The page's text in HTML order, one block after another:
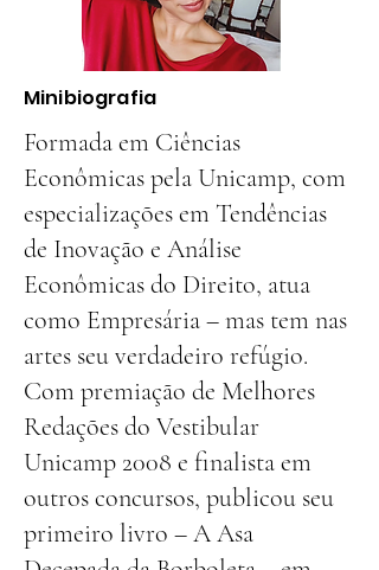
Minibiografia
Formada em Ciências
Econômicas pela Unicamp, com
especializações em Tendências
de Inovação e Análise
Econômicas do Direito, atua
como Empresária – mas tem nas
artes seu verdadeiro refúgio.
Com premiação de Melhores
Redações do Vestibular
Unicamp 2008 e finalista em
outros concursos, publicou seu
primeiro livro – A Asa